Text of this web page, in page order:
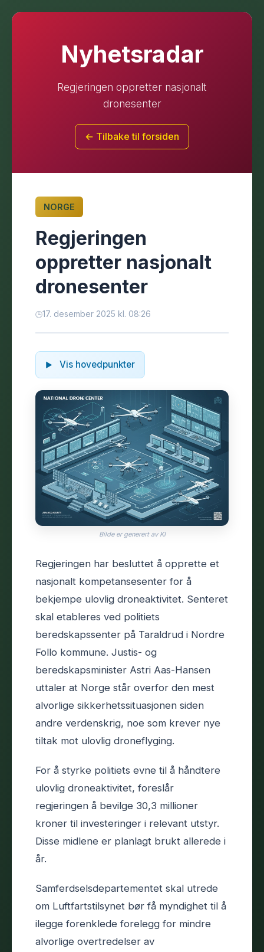
Nyhetsradar
Regjeringen oppretter nasjonalt
dronesenter
← Tilbake til forsiden
NORGE
Regjeringen
oppretter nasjonalt
dronesenter
17. desember 2025 kl. 08:26
Vis hovedpunkter
Bilde er generert av KI
Regjeringen har besluttet å opprette et
nasjonalt kompetansesenter for å
bekjempe ulovlig droneaktivitet. Senteret
skal etableres ved politiets
beredskapssenter på Taraldrud i Nordre
Follo kommune. Justis- og
beredskapsminister Astri Aas-Hansen
uttaler at Norge står overfor den mest
alvorlige sikkerhetssituasjonen siden
andre verdenskrig, noe som krever nye
tiltak mot ulovlig droneflyging.
For å styrke politiets evne til å håndtere
ulovlig droneaktivitet, foreslår
regjeringen å bevilge 30,3 millioner
kroner til investeringer i relevant utstyr.
Disse midlene er planlagt brukt allerede i
år.
Samferdselsdepartementet skal utrede
om Luftfartstilsynet bør få myndighet til å
ilegge forenklede forelegg for mindre
alvorlige overtredelser av